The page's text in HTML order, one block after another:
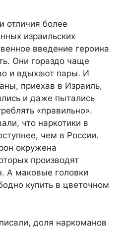
отличия более
израильских
введение героина
Они гораздо чаще
и вдыхают пары. И
приехав в Израиль,
и даже пытались
«правильно».
что наркотики в
чем в России.
окружена
производят
А маковые головки
купить в цветочном
доля наркоманов